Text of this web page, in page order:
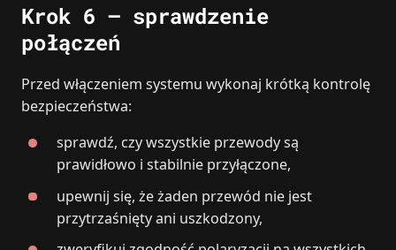
Krok 6 – sprawdzenie
połączeń
Przed włączeniem systemu wykonaj krótką kontrolę
bezpieczeństwa:
sprawdź, czy wszystkie przewody są
prawidłowo i stabilnie przyłączone,
upewnij się, że żaden przewód nie jest
przytrzaśnięty ani uszkodzony,